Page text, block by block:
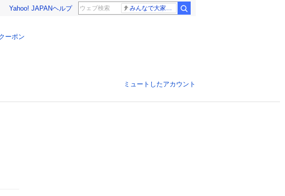
Yahoo! JAPANヘルプ みんなで大家さん 2881億円
ーポン
ミュートしたアカウント